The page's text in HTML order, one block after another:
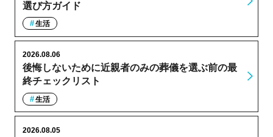
選び方ガイド
生活
後悔しないために近親者のみの葬儀を選ぶ前の最
終チェックリスト
2026.08.06
生活
2026.08.05